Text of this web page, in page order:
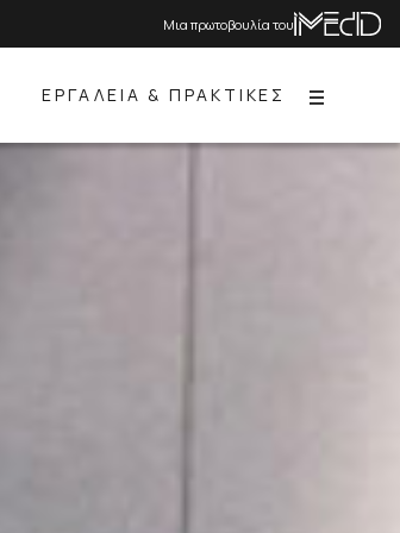
Μια πρωτοβουλία του
ΕΡΓΑΛΕΙΑ & ΠΡΑΚΤΙΚΕΣ Menu